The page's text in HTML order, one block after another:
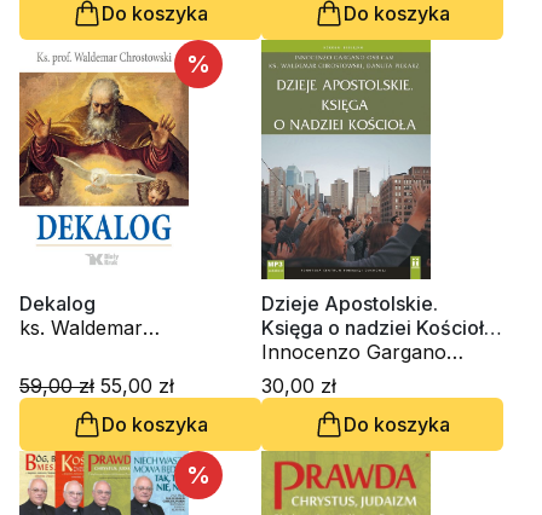
Do koszyka
Do koszyka
%
Dekalog
ks. Waldemar
59,00 zł 55,00 zł
Do koszyka
Dzieje Apostolskie.
Księga o nadziei Kościoła
(CD- audiobook)
Innocenzo Gargano
OSBCam., ks. Waldemar
Chrostowski, Danuta
Piekarz
30,00 zł
Do koszyka
%